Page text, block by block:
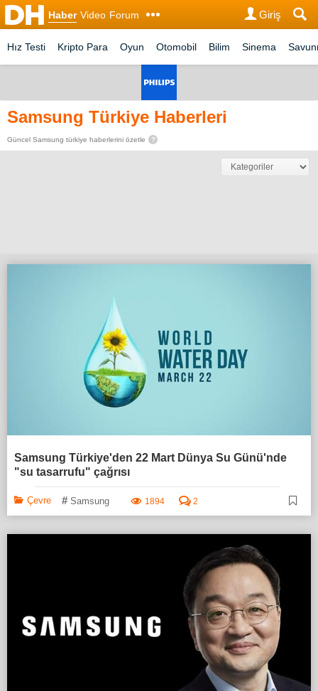
Haber Video Forum Giriş
Hız Testi Kripto Para Oyun Otomobil Bilim Sinema
Samsung Türkiye Haberleri
Güncel Samsung türkiye haberlerini özetle ?
Samsung Türkiye'den 22 Mart Dünya Su Günü'nde
"su tasarrufu" çağrısı
Çevre # Samsung 1894 2